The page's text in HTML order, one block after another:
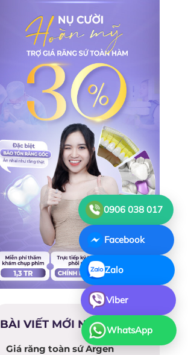
BÀI VIẾT MỚI NHẤT
Giá răng toàn sứ Argen
0906 038 017
Facebook
Zalo
Viber
WhatsApp